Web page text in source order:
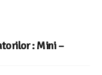
: Mini –